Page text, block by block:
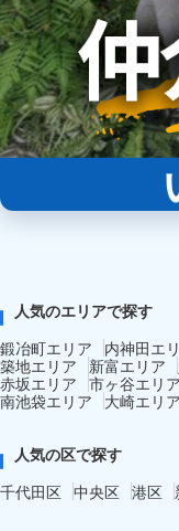
人気のエリアで探す
鍛冶町エリア
内神田エ
築地エリア
新富エリア
赤坂エリア 市ヶ谷エリア
南池袋エリア
大崎エリア
人気の区で探す
千代田区 中央区 港区